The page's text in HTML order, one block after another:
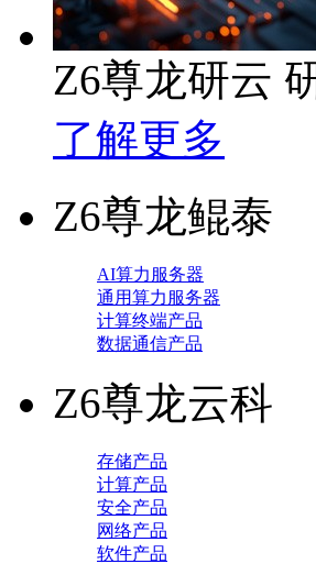
Z6尊龙研云
了解更多
Z6尊龙鲲泰
AI算力服务器
通用算力服务器
计算终端产品
数据通信产品
Z6尊龙云科
存储产品
计算产品
安全产品
网络产品
软件产品